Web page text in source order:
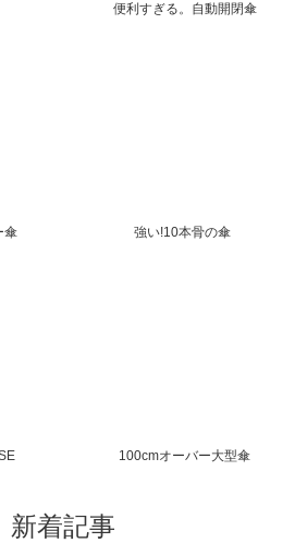
便利すぎる。自動開閉傘
傘 強い!10本骨の傘
100cmオーバー大型傘
新着記事